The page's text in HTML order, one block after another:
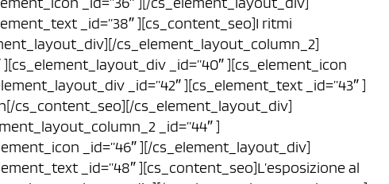
_id=”38″ ][cs_content_seo]I ritmi
cs_element_layout_column_2]
_id=”40″ ][cs_element_icon
_id=”42″ ][cs_element_text _id=”43″ ]
cs_content_seo][/cs_element_layout_div]
_id=”44″ ]
_id=”46″ ][/cs_element_layout_div]
_id=”48″ ][cs_content_seo]L’esposizione al